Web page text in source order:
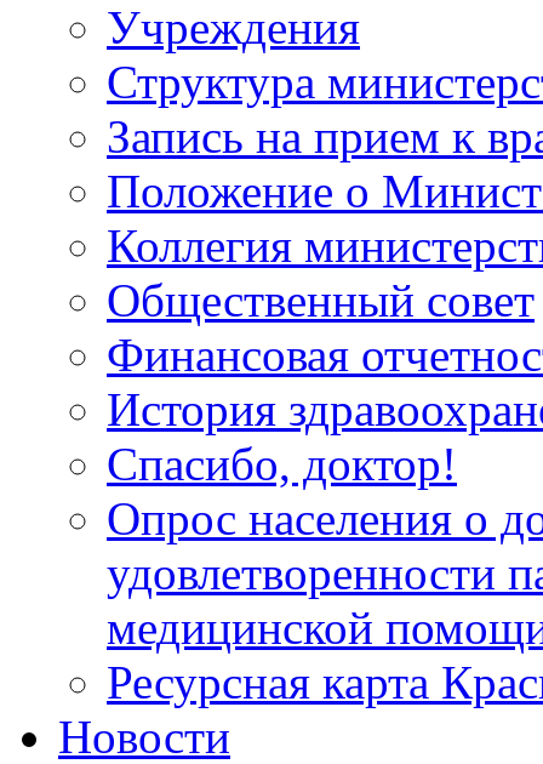
Учреждения
Структура
Запись на прием к
Положение о
Коллегия
Общественный совет
Финансовая
История
Спасибо, доктор!
Опрос населения о
удовлетворенности
медицинской
Ресурсная карта
Новости